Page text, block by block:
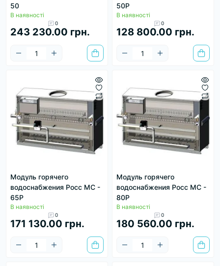
50
В наявності
0
243 230.00 грн.
50Р
В наявності
0
128 800.00 грн.
Модуль горячего
водоснабжения Росс МС -
65Р
В наявності
0
171 130.00 грн.
Модуль горячего
водоснабжения Росс МС -
80Р
В наявності
0
180 560.00 грн.